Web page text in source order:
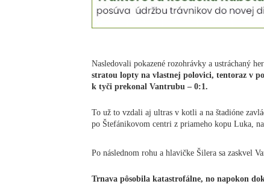
Nasledovali pokazené rozohrávky a ustráchaný
stratou lopty na vlastnej polovici, tentoraz v
k tyči prekonal Vantrubu – 0:1.
To už to vzdali aj ultras v kotli a na štadióne
po Štefánikovom centri z priameho kopu Luka,
Po následnom rohu a hlavičke Šilera sa zaskvel
Trnava pôsobila katastrofálne, no napokon